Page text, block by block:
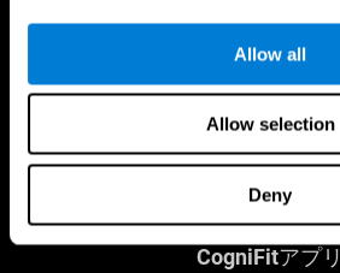
Allow all
Allow selection
Deny
CogniFitアプリ